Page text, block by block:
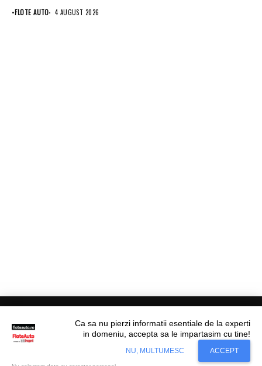
anvelope Pirelli.
•FLOTE AUTO 4 AUGUST 2026
© Flote Auto. Toate drepturile rezervate.
JuridicFinanciarAnalize De Piață Transporturi
Situl nostru utilizeaza cookies. Ce inseamna
Accept
Ca sa nu pierzi informatii esentiale de la experti
in domeniu, accepta sa le impartasim cu tine!
NU, MULTUMESC ACCEPT